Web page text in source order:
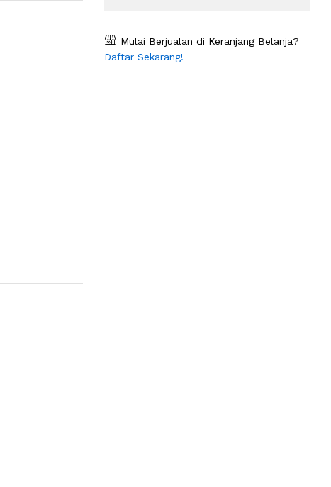
Mulai Berjualan di Keranjang Belanja?
Daftar Sekarang!